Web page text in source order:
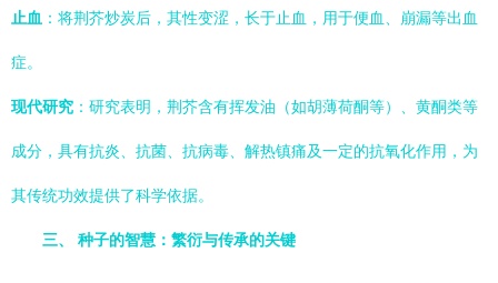
止血 ：将荆芥炒炭后，其性变涩，长于止血，用于便血、崩漏等出血
症。
现代研究 ：研究表明，荆芥含有挥发油（如胡薄荷酮等）、黄酮类等
成分，具有抗炎、抗菌、抗病毒、解热镇痛及一定的抗氧化作用，为
其传统功效提供了科学依据。
三、 种子的智慧：繁衍与传承的关键